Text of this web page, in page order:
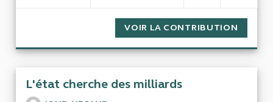
VOIR LA CONTRIBUTION
L'état cherche des milliards